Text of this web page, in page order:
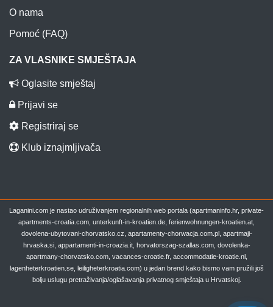
O nama
Pomoć (FAQ)
ZA VLASNIKE SMJEŠTAJA
Oglasite smještaj
Prijavi se
Registriraj se
Klub iznajmljivača
Laganini.com je nastao udruživanjem regionalnih web portala (apartmaninfo.hr, private-
apartments-croatia.com, unterkunft-in-kroatien.de, ferienwohnungen-kroatien.at,
dovolena-ubytovani-chorvatsko.cz, apartamenty-chorwacja.com.pl, apartmaji-
hrvaska.si, appartamenti-in-croazia.it, horvatorszag-szallas.com, dovolenka-
apartmany-chorvatsko.com, vacances-croatie.fr, accommodatie-kroatie.nl,
lagenheterkroatien.se, leiligheterkroatia.com) u jedan brend kako bismo vam pružili još
bolju uslugu pretraživanja/oglašavanja privatnog smještaja u Hrvatskoj.